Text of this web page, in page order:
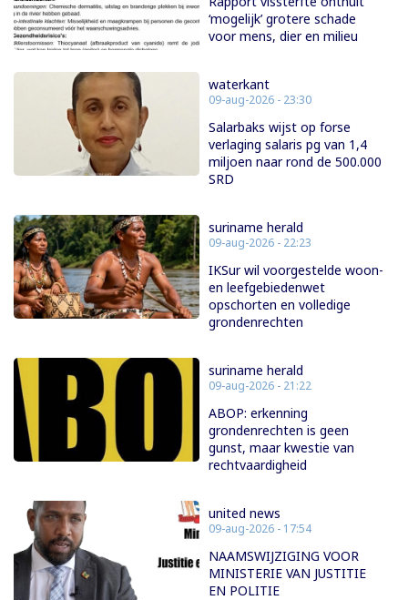
‘mogelijk’ grotere schade
voor mens, dier en milieu
waterkant
09-aug-2026 - 23:30
Salarbaks wijst op forse
verlaging salaris pg van 1,4
miljoen naar rond de 500.000
SRD
suriname herald
09-aug-2026 - 22:23
IKSur wil voorgestelde woon-
en leefgebiedenwet
opschorten en volledige
grondenrechten
suriname herald
09-aug-2026 - 21:22
ABOP: erkenning
grondenrechten is geen
gunst, maar kwestie van
rechtvaardigheid
united news
09-aug-2026 - 17:54
NAAMSWIJZIGING VOOR
MINISTERIE VAN JUSTITIE
EN POLITIE